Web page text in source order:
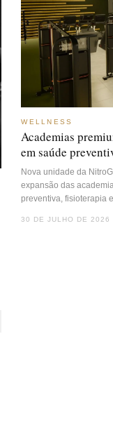
WELLNESS
Academias
em saúde
Nova unidade da
expansão das
preventiva, fisioterapia
30 DE JULHO DE 2026